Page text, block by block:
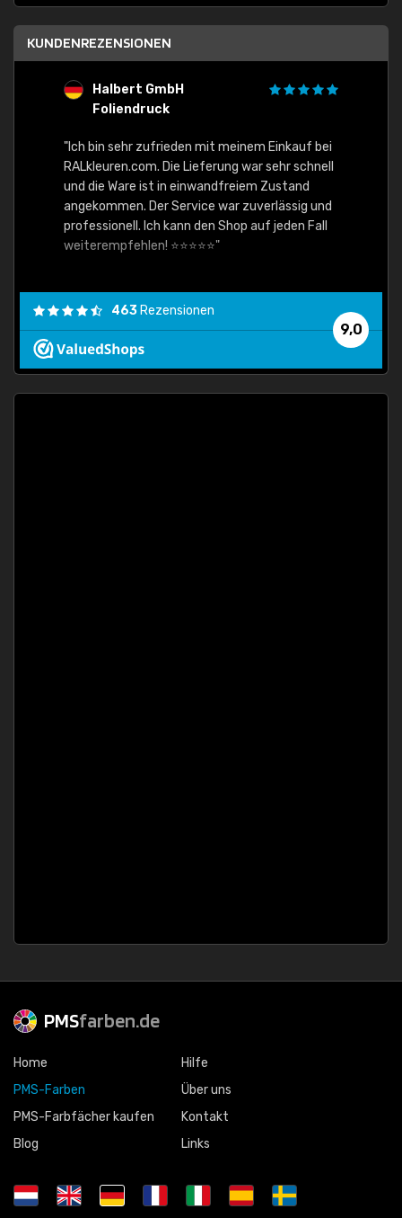
KUNDENREZENSIONEN
Halbert GmbH
Foliendruck
"Ich bin sehr zufrieden mit meinem Einkauf bei
RALkleuren.com. Die Lieferung war sehr schnell
und die Ware ist in einwandfreiem Zustand
angekommen. Der Service war zuverlässig und
professionell. Ich kann den Shop auf jeden Fall
weiterempfehlen! ⭐⭐⭐⭐⭐"
9,0
463 Rezensionen
PMSfarben.de
Home
PMS-Farben
PMS-Farbfächer kaufen
Blog
Hilfe
Über uns
Kontakt
Links